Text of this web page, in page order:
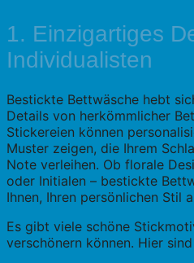
1. Einzigartiges
Individualisten
Bestickte Bettwäsche hebt
Details von herkömmlicher
Stickereien können
Muster zeigen, die Ihrem
Note verleihen. Ob florale
oder Initialen – bestickte
Ihnen, Ihren persönlichen Stil
Es gibt viele schöne
verschönern können. Hier